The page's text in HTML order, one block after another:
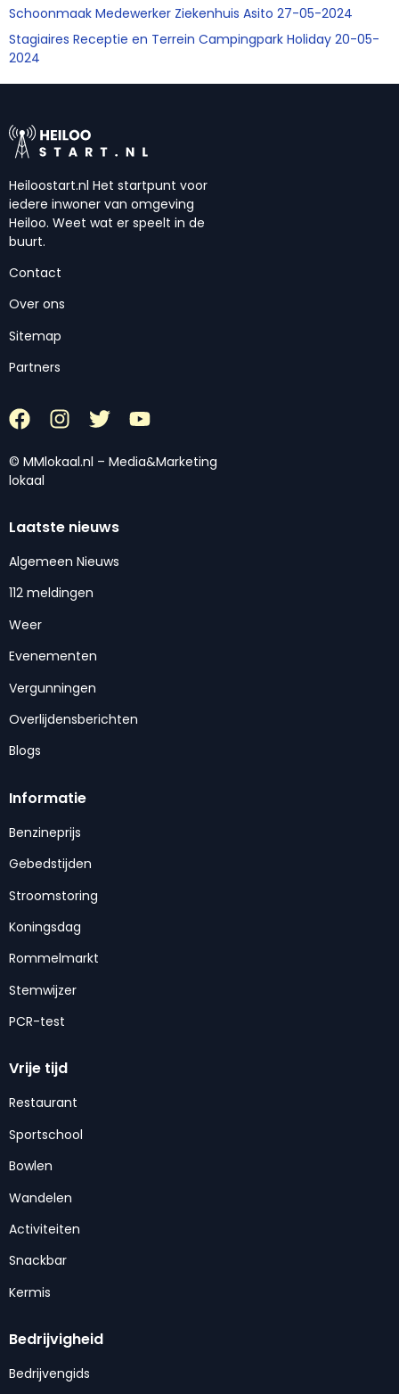
Schoonmaak Medewerker Ziekenhuis Asito 27-05-2024
Stagiaires Receptie en Terrein Campingpark Holiday 20-05-
2024
Heiloostart.nl Het startpunt voor
iedere inwoner van omgeving
Heiloo. Weet wat er speelt in de
buurt.
Contact
Over ons
Sitemap
Partners
© MMlokaal.nl – Media&Marketing
lokaal
Laatste nieuws
Algemeen Nieuws
112 meldingen
Weer
Evenementen
Vergunningen
Overlijdensberichten
Blogs
Informatie
Benzineprijs
Gebedstijden
Stroomstoring
Koningsdag
Rommelmarkt
Stemwijzer
PCR-test
Vrije tijd
Restaurant
Sportschool
Bowlen
Wandelen
Activiteiten
Snackbar
Kermis
Bedrijvigheid
Bedrijvengids